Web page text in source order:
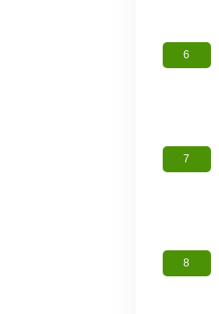
6
7
8